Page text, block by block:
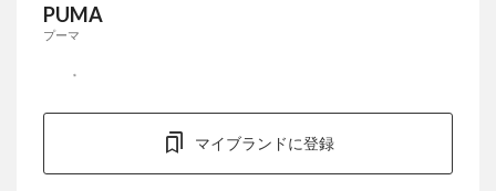
PUMA
プーマ
マイブランドに登録